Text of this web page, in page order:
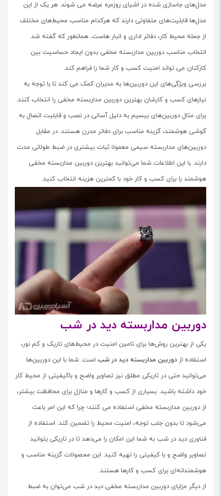
مدل‌های جاسازی شده در اشیای روزمره عرضه می شوند. هر یک از این
مدل‌ها قابلیت‌های متفاوتی دارند که هرکدام مناسب محیط‌های مختلف
از جمله محیط کار، دفاتر اداری و انبار هاست. همانطور که گفته شد
انتخاب مناسب دوربین مداربسته مخفی بدون ایجاد حساسیت بین
کارکنان می تواند امنیت کسب و کار شما را فراهم کند.
بررسی ویژگی‌‌های این دوربین‌ها به مدیران کمک می کند تا با توجه به
نیازهای کسب و کارشان بهترین دوربین مداربسته مخفی را انتخاب کنند.
برای مثال دوربین‌های بیسیم به دلیل آسانی در نصب و قابلیت اتصال به
گوشی هوشمند، گزینه مناسب برای دفاتر مدرن هستند. در مقابل
دوربین‌های مداربسته سیمی معمولا ثبات بیشتری در ضبط طولانی مدت
دارند. با این اطلاعات شما می‌توانید بهترین دوربین مداربسته مخفی
هوشمند را برای کسب و کار خود با کمترین هزینه انتخاب کنید.
دوربین مداربسته دید در شب
یکی از بهترین روش‌ها برای تامین امنیت در محیط‌های تاریک و کم نور،
استفاده از دوربین مداربسته دید در شب است. شما با این دوربین‌ها
می‌توانید حتی در تاریکی مطلق نیز تصاویر واضح و باکیفیتی از محیط کار
خود داشته باشید. بسیاری از کسب و کارها و منازل برای محافظت بیشتر،
از دوربین مداربسته مخفی استفاده می کنند؛ چرا که این امر باعث
می‌شود تا بدون جلب توجه، امنیت محیط را تضمین کند. استفاده از
فناوری دید در شب به شما این امکان را می‌دهد تا در تاریکی بتوانید
تصاویر واضح و با کیفیتی را تهیه کنید. این محصولات گزینه مناسب و
هوشمندانه‌ای برای کسب و کارها هستند.
از دیگر مزایای دوربین مداربسته مخفی دید در شب می‌توان به ضبط